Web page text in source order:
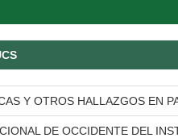
Y OTROS HALLAZGOS EN
DE OCCIDENTE DEL